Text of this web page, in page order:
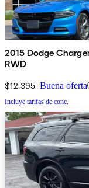
2015 Dodge
RWD
$12,395 Buena oferta
Incluye tarifas de conc.